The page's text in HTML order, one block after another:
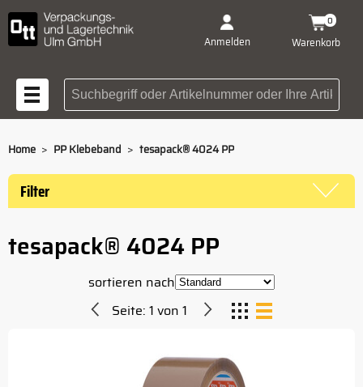
Anmelden Warenkorb
0
Suchbegriff oder
Home > PP Klebeband > tesapack® 4024 PP
Filter
tesapack® 4024 PP
sortieren nach
Seite: 1 von 1